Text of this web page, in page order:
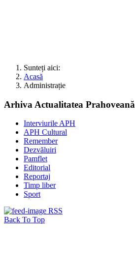
Sunteți aici:
Acasă
Administrație
Arhiva Actualitatea Prahoveană
Interviurile APH
APH Cultural
Remember
Dezvăluiri
Pamflet
Editorial
Reportaj
Timp liber
Sport
RSS
Back To Top